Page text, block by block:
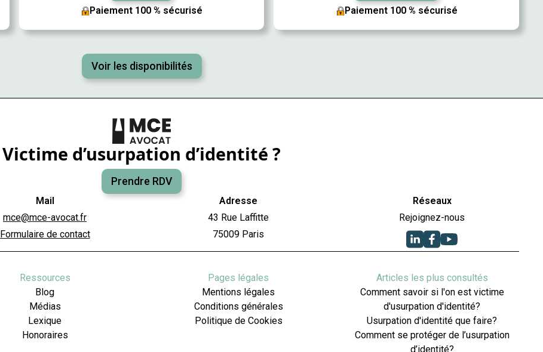
Paiement 100 % sécurisé
Paiement 100 % sécurisé
Voir les disponibilités
Victime d’usurpation d’identité ?
Prendre RDV
Mail
mce@mce-avocat.fr
Formulaire de contact
Adresse
43 Rue Laffitte
75009 Paris
Réseaux
Rejoignez-nous
Ressources
Blog
Médias
Lexique
Honoraires
Pages légales
Mentions légales
Conditions générales
Politique de Cookies
Articles les plus consultés
Comment savoir si l'on est victime
d'usurpation d'identité?
Usurpation d'identité que faire?
Comment se protéger de l’usurpation
d’identité?